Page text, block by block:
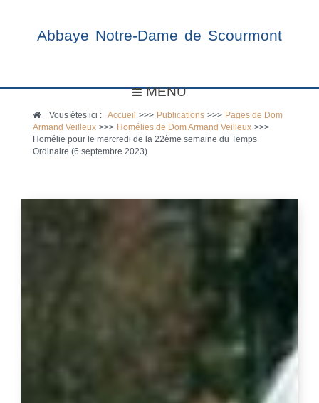
Abbaye Notre-Dame de Scourmont
MENU
Vous êtes ici :Accueil >>> Publications >>> Pages de Dom
Armand Veilleux >>> Homélies de Dom Armand Veilleux >>>
Homélie pour le mercredi de la 22ème semaine du Temps
Ordinaire (6 septembre 2023)